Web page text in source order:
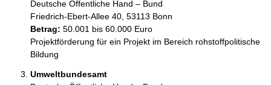
Deutsche Öffentliche Hand – Bund
Friedrich-Ebert-Allee 40, 53113 Bonn
Betrag: 50.001 bis 60.000 Euro
Projektförderung für ein Projekt im Bereich rohstoffpolitische
Bildung
Umweltbundesamt